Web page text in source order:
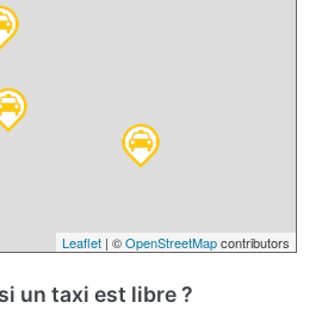
Leaflet| ©OpenStreetMapcontributors
un taxi est libre ?